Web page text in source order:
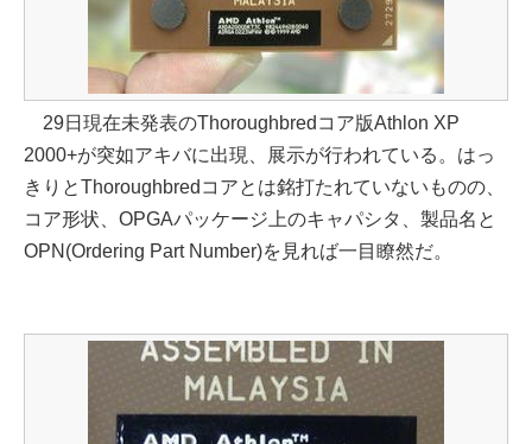
29日現在未発表のThoroughbredコア版Athlon XP
2000+が突如アキバに出現、展示が行われている。はっ
きりとThoroughbredコアとは銘打たれていないものの、
コア形状、OPGAパッケージ上のキャパシタ、製品名と
OPN(Ordering Part Number)を見れば一目瞭然だ。